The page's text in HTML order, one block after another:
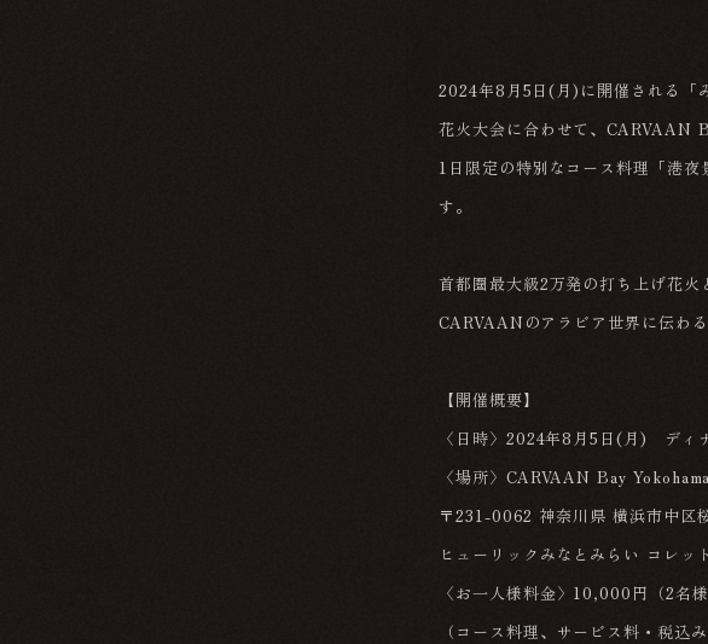
2024年8月5日(月)に開催される「
花火大会に合わせて、CARVAAN
1日限定の特別なコース料理「港
す。
首都圏最大級2万発の打ち上げ花火
CARVAANのアラビア世界に伝わ
【開催概要】
〈日時〉2024年8月5日(月) ディ
〈場所〉CARVAAN Bay Yokohama
〒231-0062 神奈川県 横浜市中区
ヒューリックみなとみらい コレッ
〈お一人様料金〉10,000円（2名様
（コース料理、サービス料・税込み